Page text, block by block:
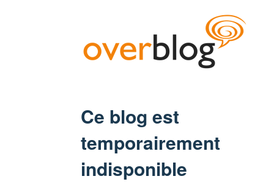
Ce blog est
temporairement
indisponible